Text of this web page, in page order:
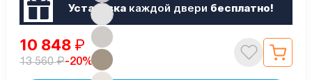
Установкакаждой двери бесплатно!
10 848 ₽
13 560₽-20%